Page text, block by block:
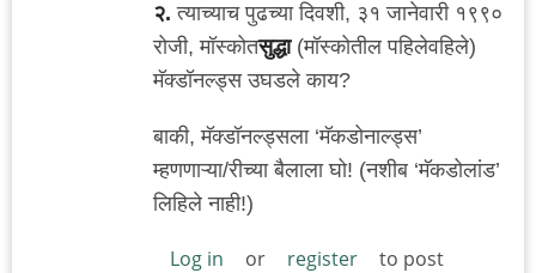
२. त्याच्याच पुढच्या दिवशी, ३१ जानेवारी १९९०
रोजी, मॉस्कोतसुद्धा(मॉस्कोतील पहिलेवहिले)
मॅक्डॉनल्ड्स उघडले काय?
बाकी, मॅक्डॉनल्ड्सला ‘मॅकडोनाल्ड्स’
म्हणणाऱ्या/रीच्या बैलाला घो! (नशीब ‘मॅकडोलांड’
लिहिले नाही!)
Log in or register
to post